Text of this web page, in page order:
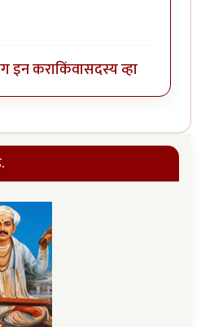
इन कराकिंवासदस्य व्हा